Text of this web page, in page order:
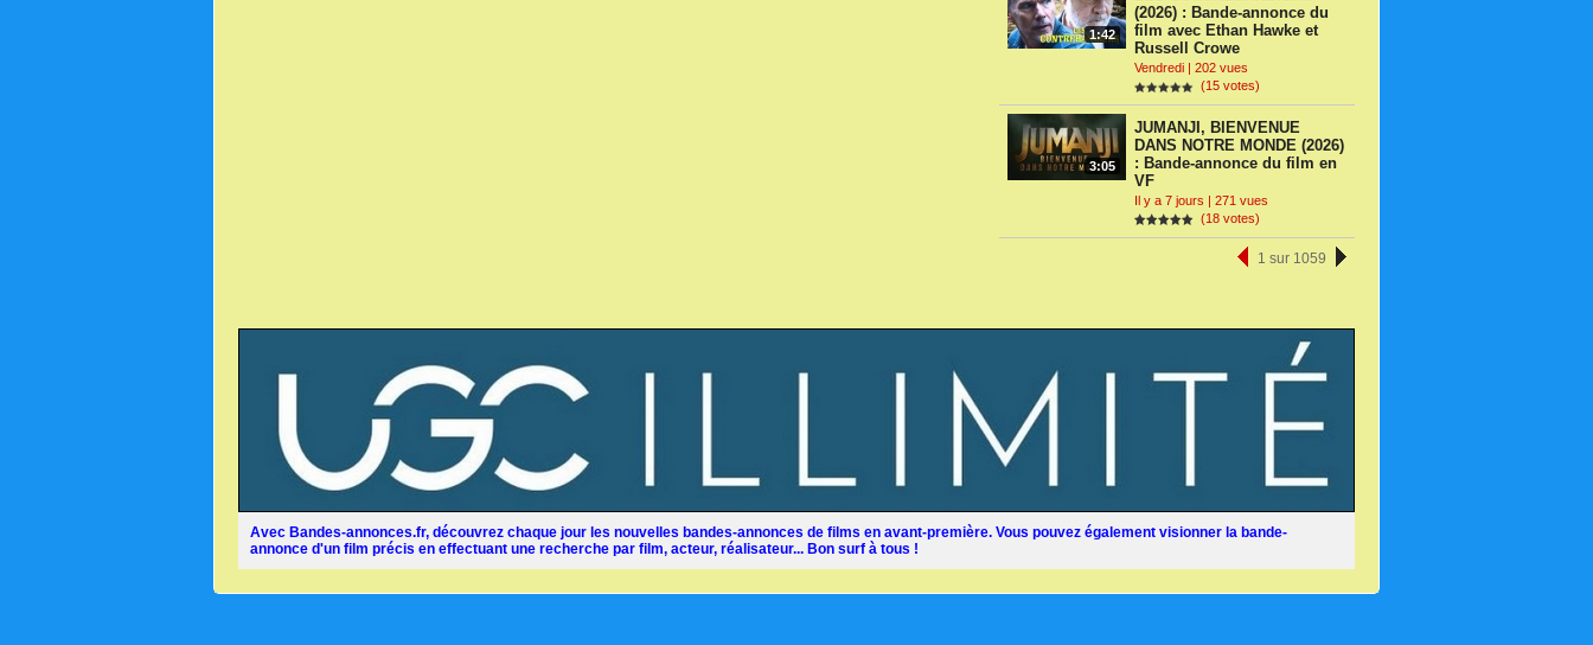
1:42
(2026) : Bande-annonce du
film avec Ethan Hawke et
Russell Crowe
Vendredi | 202 vues
(15 votes)
3:05
JUMANJI, BIENVENUE
DANS NOTRE MONDE (2026)
: Bande-annonce du film en
VF
Il y a 7 jours | 271 vues
(18 votes)
1 sur 1059
Avec Bandes-annonces.fr, découvrez chaque jour les nouvelles bandes-annonces de films en avant-première. Vous pouvez également visionner la bande-
annonce d'un film précis en effectuant une recherche par film, acteur, réalisateur... Bon surf à tous !